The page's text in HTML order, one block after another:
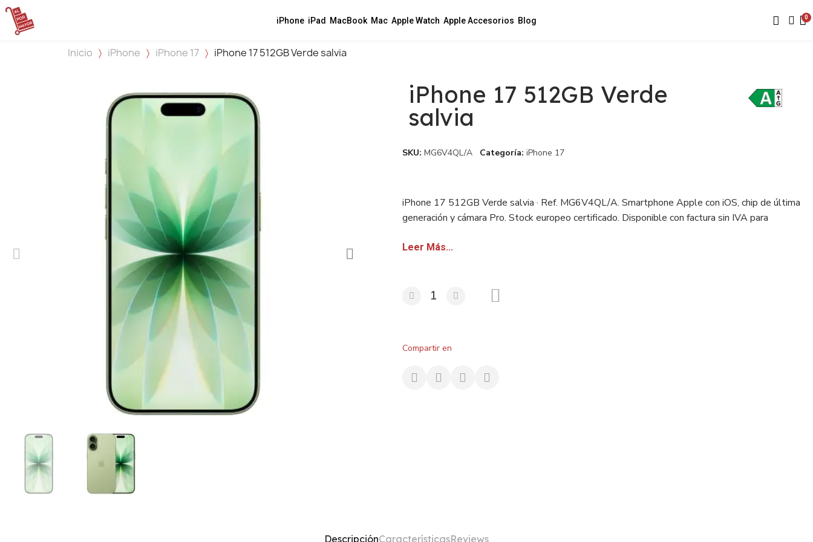
iPhone iPad MacBook Mac Apple Watch Apple Accesorios Blog
Inicio iPhone iPhone 17 iPhone 17 512GB Verde salvia
iPhone 17 512GB Verde
salvia
SKU MG6V4QL/A Categoría iPhone 17
iPhone 17 512GB Verde salvia · Ref. MG6V4QL/A. Smartphone Apple con iOS, chip de última
generación y cámara Pro. Stock europeo certificado. Disponible con factura sin IVA para
Leer Más...
Compartir en
DescripciónCaracterísticasReviews